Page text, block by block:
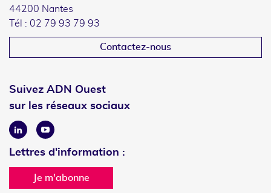
44200 Nantes
Tél : 02 79 93 79 93
Contactez-nous
Suivez ADN Ouest
sur les réseaux sociaux
LinkedinYoutube
Lettres d'information :
Je m'abonne